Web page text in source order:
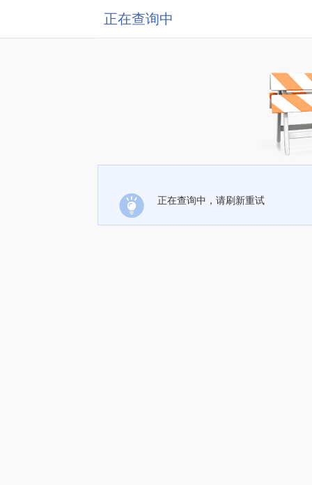
正在查询中
正在查询中，请刷新重试